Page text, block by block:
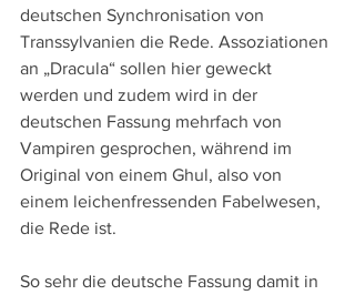
deutschen Synchronisation von
Transsylvanien die Rede. Assoziationen
an „Dracula“ sollen hier geweckt
werden und zudem wird in der
deutschen Fassung mehrfach von
Vampiren gesprochen, während im
Original von einem Ghul, also von
einem leichenfressenden Fabelwesen,
die Rede ist.
So sehr die deutsche Fassung damit in